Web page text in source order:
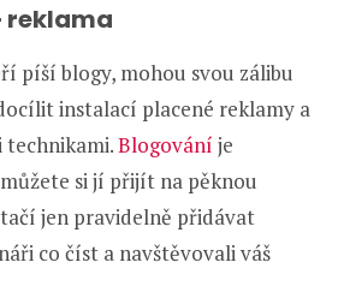
reklama
píší blogy, mohou svou zálibu
instalací placené reklamy a
Blogování je
si jí přijít na pěknou
jen pravidelně přidávat
co číst a navštěvovali váš